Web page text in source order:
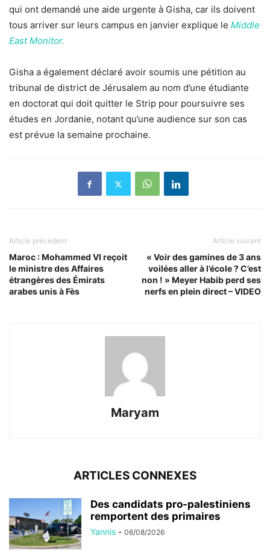
qui ont demandé une aide urgente à Gisha, car ils doivent
tous arriver sur leurs campus en janvier explique le Middle
East Monitor.
Gisha a également déclaré avoir soumis une pétition au
tribunal de district de Jérusalem au nom d’une étudiante
en doctorat qui doit quitter le Strip pour poursuivre ses
études en Jordanie, notant qu’une audience sur son cas
est prévue la semaine prochaine.
Article précédent
Maroc : Mohammed VI reçoit
le ministre des Affaires
étrangères des Émirats
arabes unis à Fès
Article suivant
« Voir des gamines de 3 ans
voilées aller à l’école ? C’est
non ! » Meyer Habib perd ses
nerfs en plein direct – VIDEO
Maryam
ARTICLES CONNEXES
Des candidats pro-palestiniens
remportent des primaires
Yannis - 06/08/2026